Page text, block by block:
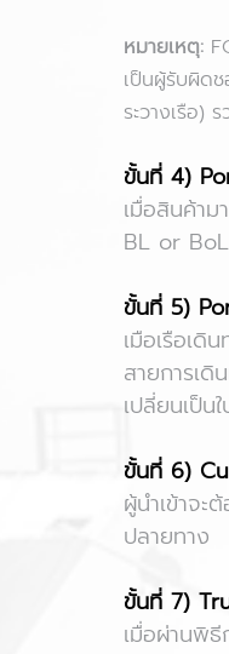
หมายเหตุ:
เป็นผู้รับผิดช
ระวางเรือ)
ขั้นที่ 4)
เมื่อสินค้า
BL or
ขั้นที่ 5)
เมือเรือเ
สายการเ
เปลี่ยนเป็
ขั้นที่ 6)
ผู้นำเข้าจ
ปลายทาง
ขั้นที่ 7)
เมื่อผ่านพิธี